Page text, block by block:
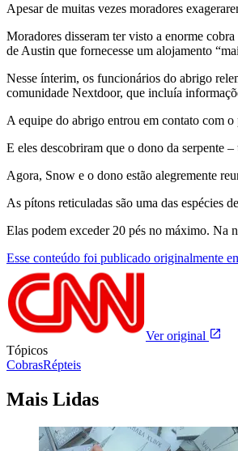
Apesar de muitas vezes moradores
Moradores disseram ter visto a enorme
de Austin que fornecesse um alojamento
Nesse ínterim, os funcionários do abrigo
comunidade Nextdoor, que incluía
A equipe do abrigo entrou em contato com
E eles descobriram que o dono da serpente
Agora, Snow e o dono estão alegremente
As pítons reticuladas são uma das espécies
Elas podem exceder 20 pés no máximo. Na
Esse conteúdo foi publicado originalmente
Ver original
Tópicos
CobrasRépteis
Mais Lidas